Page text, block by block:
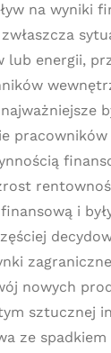
na wyniki
lub energii,
i
nowych
sztucznej
ze